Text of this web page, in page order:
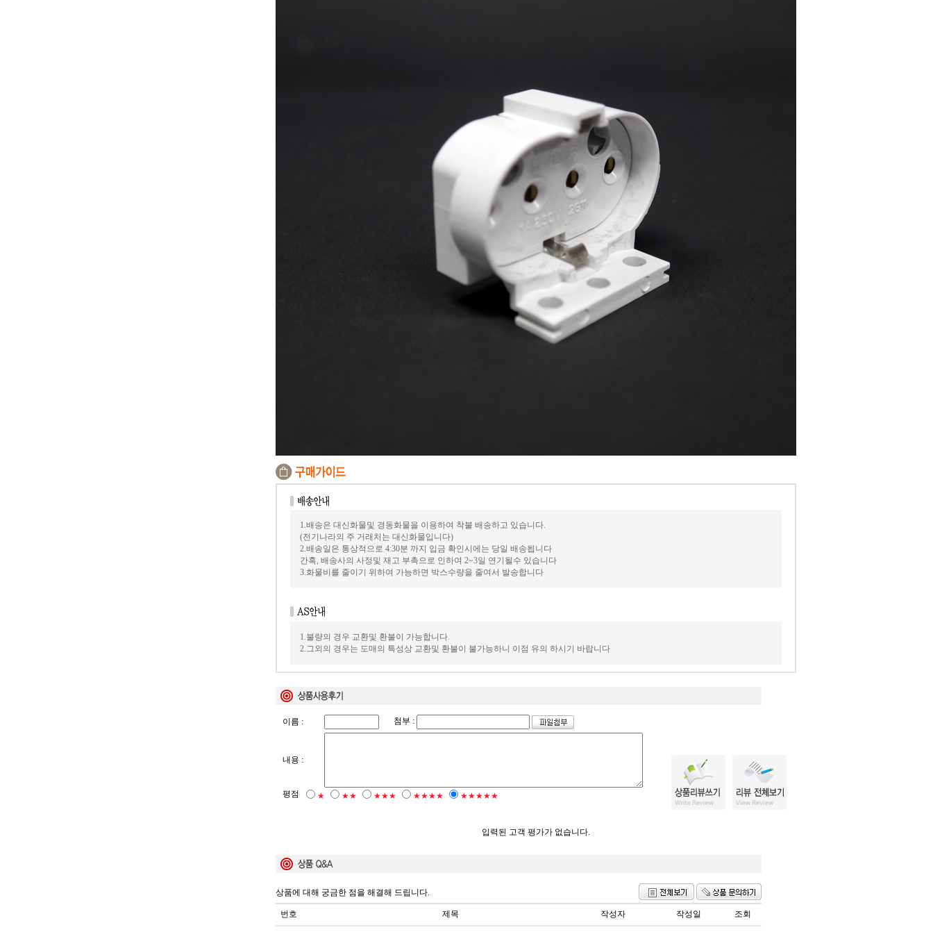
1.배송은 대신화물및 경동화물을 이용하여 착불 배송하고 있습니다.
(전기나라의 주 거래처는 대신화물입니다)
2.배송일은 통상적으로 4:30분 까지 입금 확인시에는 당일 배송됩니다
간혹, 배송사의 사정및 재고 부촉으로 인하여 2~3일 연기될수 있습니다
3.화물비를 줄이기 위하여 가능하면 박스수량을 줄여서 발송합니다
1.불량의 경우 교환및 환불이 가능합니다.
2.그외의 경우는 도매의 특성상 교환및 환불이 불가능하니 이점 유의 하시기 바랍니다
이름 : 첨부 :
내용 :
평점 ★ ★★ ★★★ ★★★★ ★★★★★
입력된 고객 평가가 없습니다.
상품에 대해 궁금한 점을 해결해 드립니다.
번호 제목 작성자 작성일 조회